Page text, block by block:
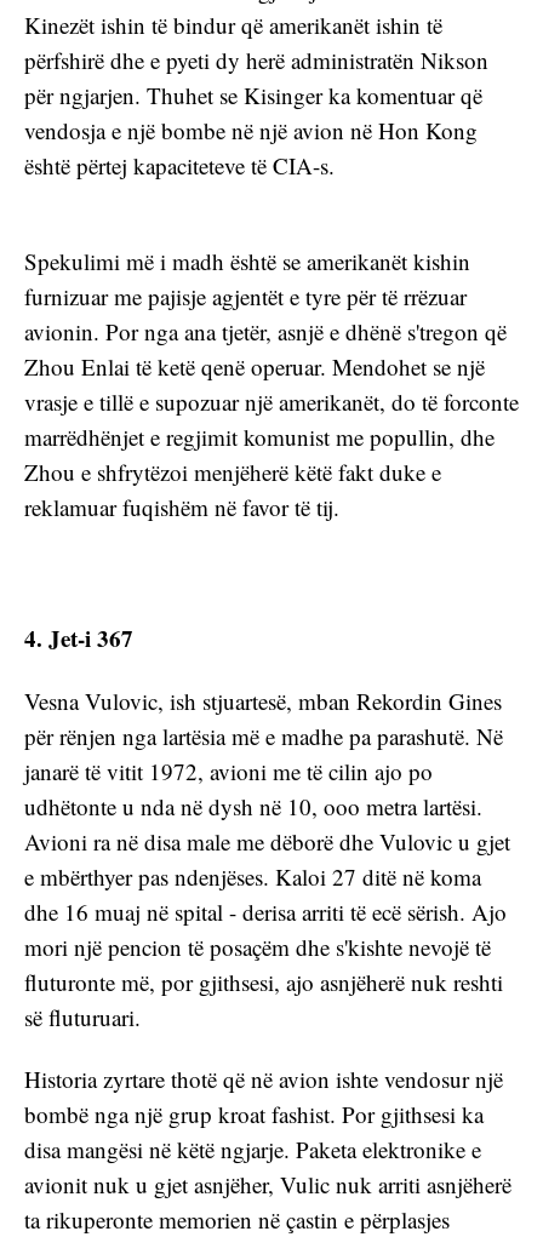
Kinezët ishin të bindur që amerikanët ishin të
përfshirë dhe e pyeti dy herë administratën Nikson
për ngjarjen. Thuhet se Kisinger ka komentuar që
vendosja e një bombe në një avion në Hon Kong
është përtej kapaciteteve të CIA-s.
Spekulimi më i madh është se amerikanët kishin
furnizuar me pajisje agjentët e tyre për të rrëzuar
avionin. Por nga ana tjetër, asnjë e dhënë s'tregon që
Zhou Enlai të ketë qenë operuar. Mendohet se një
vrasje e tillë e supozuar një amerikanët, do të forconte
marrëdhënjet e regjimit komunist me popullin, dhe
Zhou e shfrytëzoi menjëherë këtë fakt duke e
reklamuar fuqishëm në favor të tij.
4. Jet-i 367
Vesna Vulovic, ish stjuartesë, mban Rekordin Gines
për rënjen nga lartësia më e madhe pa parashutë. Në
janarë të vitit 1972, avioni me të cilin ajo po
udhëtonte u nda në dysh në 10, ooo metra lartësi.
Avioni ra në disa male me dëborë dhe Vulovic u gjet
e mbërthyer pas ndenjëses. Kaloi 27 ditë në koma
dhe 16 muaj në spital - derisa arriti të ecë sërish. Ajo
mori një pencion të posaçëm dhe s'kishte nevojë të
fluturonte më, por gjithsesi, ajo asnjëherë nuk reshti
së fluturuari.
Historia zyrtare thotë që në avion ishte vendosur një
bombë nga një grup kroat fashist. Por gjithsesi ka
disa mangësi në këtë ngjarje. Paketa elektronike e
avionit nuk u gjet asnjëher, Vulic nuk arriti asnjëherë
ta rikuperonte memorien në çastin e përplasjes